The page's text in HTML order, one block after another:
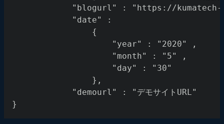
"blogurl" : "https://
			"date" :
				{
					"year" : "2020" ,
					"month" : "5" ,
					"day" : "30"
				},
			"demourl" : "デモサイトURL"
}